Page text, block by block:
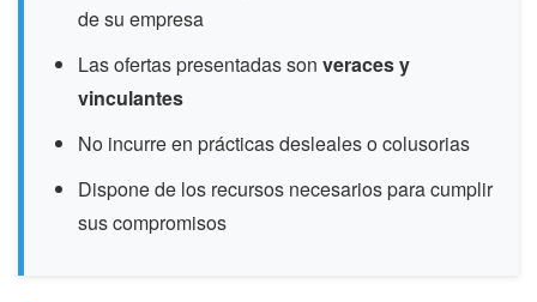
de su empresa
Las ofertas presentadas son veraces y
vinculantes
No incurre en prácticas desleales o colusorias
Dispone de los recursos necesarios para cumplir
sus compromisos